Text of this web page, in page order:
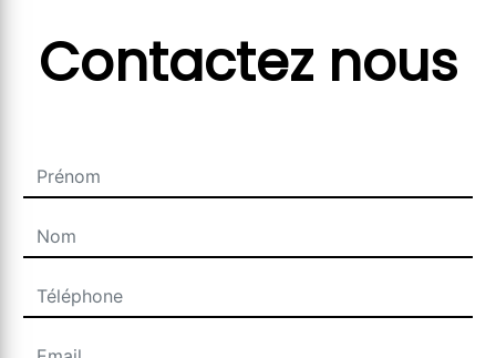
Contactez nous